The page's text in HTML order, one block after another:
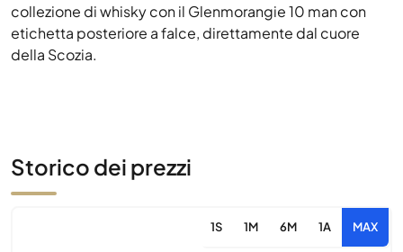
collezione di whisky con il Glenmorangie 10 man con
etichetta posteriore a falce, direttamente dal cuore
della Scozia.
Storico dei prezzi
1S 1M 6M 1A MAX